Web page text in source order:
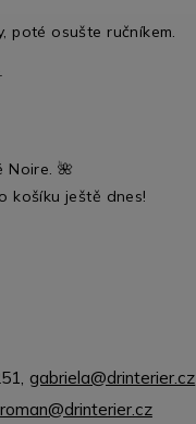
osušte ručníkem.
Noire. 🌺
košíku ještě dnes!
gabriela@drinterier.cz
roman@drinterier.cz